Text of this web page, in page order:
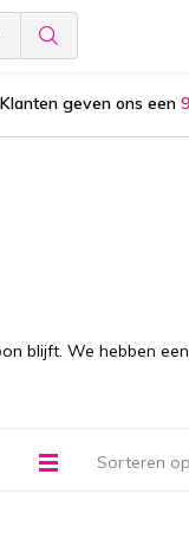
Klanten geven ons een
blijft. We hebben
Sorteren